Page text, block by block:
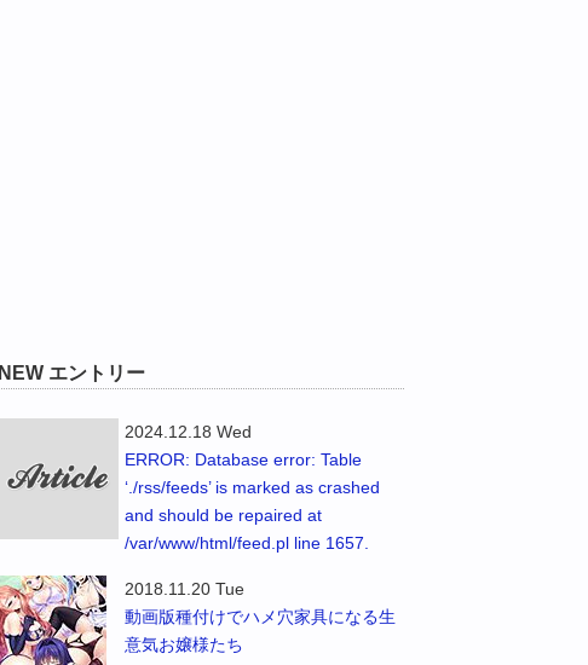
NEW エントリー
2024.12.18 Wed
ERROR: Database error: Table
‘./rss/feeds’ is marked as crashed
and should be repaired at
/var/www/html/feed.pl line 1657.
2018.11.20 Tue
動画版種付けでハメ穴家具になる生
意気お嬢様たち